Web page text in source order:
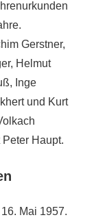
Gerstner,
Helmut
Inge
und Kurt
Haupt.
Mai 1957.